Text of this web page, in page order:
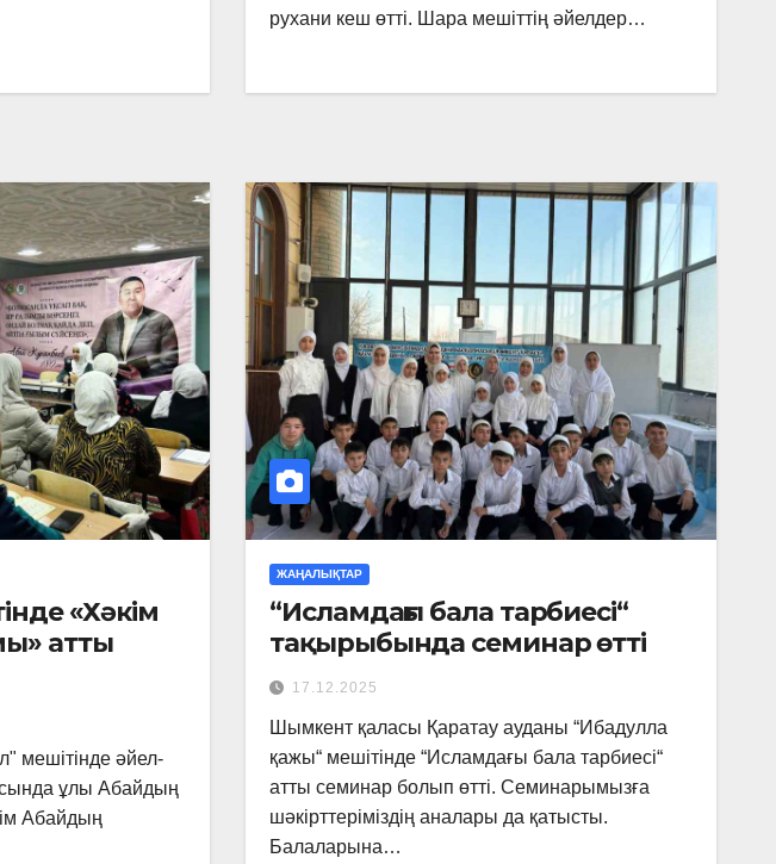
рухани кеш өтті. Шара мешіттің әйелдер…
«Хәкім
атты
мешітінде әйел-
ұлы Абайдың
Абайдың
ЖАҢАЛЫҚТАР
“Исламдағы бала тарбиесі“
тақырыбында семинар өтті
17.12.2025
Шымкент қаласы Қаратау ауданы “Ибадулла
қажы“ мешітінде “Исламдағы бала тарбиесі“
атты семинар болып өтті. Семинарымызға
шәкірттеріміздің аналары да қатысты.
Балаларына…